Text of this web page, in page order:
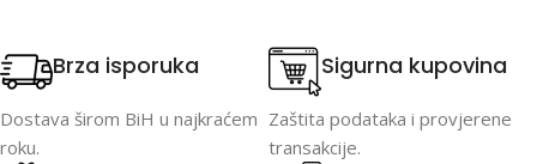
Brza isporuka
Dostava širom BiH u najkraćem
roku.
Sigurna kupovina
Zaštita podataka i provjerene
transakcije.